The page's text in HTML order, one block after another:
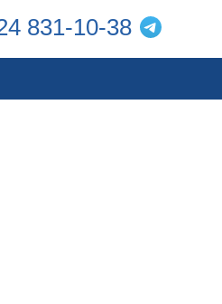
831-10-38